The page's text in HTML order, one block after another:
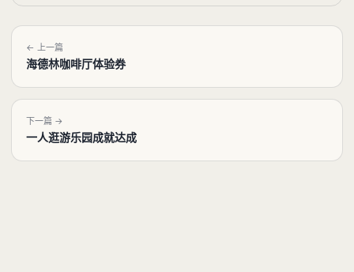
← 上一篇
海德林咖啡厅体验券
下一篇 →
一人逛游乐园成就达成